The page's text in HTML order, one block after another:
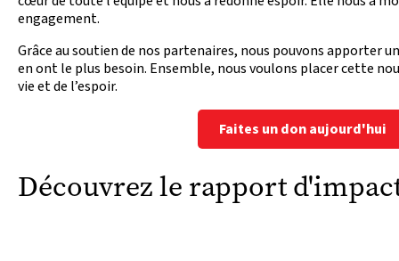
engagement.
Grâce au soutien de nos partenaires, nous pouvons apporter
en ont le plus besoin. Ensemble, nous voulons placer cette
vie et de l’espoir.
Faites un don aujourd'hui
Découvrez le rapport